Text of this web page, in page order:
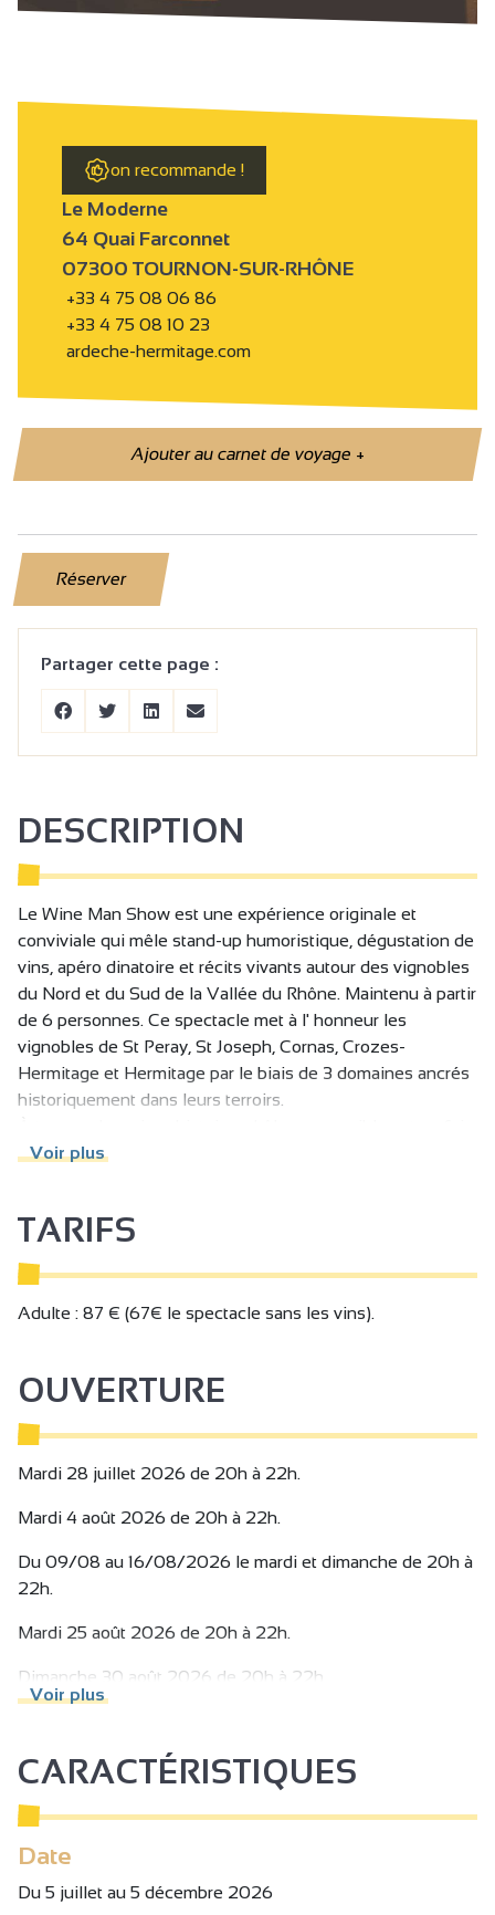
on recommande !
Le Moderne
64 Quai Farconnet
07300 TOURNON-SUR-RHÔNE
+33 4 75 08 06 86
+33 4 75 08 10 23
ardeche-hermitage.com
Ajouter au carnet de voyage+
Réserver
Partager cette page :
DESCRIPTION
Le Wine Man Show est une expérience originale et
conviviale qui mêle stand-up humoristique, dégustation de
vins, apéro dinatoire et récits vivants autour des vignobles
du Nord et du Sud de la Vallée du Rhône. Maintenu à partir
de 6 personnes. Ce spectacle met à l' honneur les
vignobles de St Peray, St Joseph, Cornas, Crozes-
Hermitage et Hermitage par le biais de 3 domaines ancrés
historiquement dans leurs terroirs.
décalées, Epicur'Yann raconte le vin autrement.
4 vins rouges et 1 vin champagnisé, chacun servant de fil
conducteur à un récit court, clair et vivant. Elle est
accompagnée d’un apéro dinatoire fingers food créé par
Romane et Cyprien du Moderne. Une formule gourmande
soyez amateur éclairé, curieux occasionnel ou totalement
novice, le spectacle est pensé pour tous les publics !
on rit, on découvre et on partage !
Voir plus
TARIFS
Adulte : 87 € (67€ le spectacle sans les vins).
OUVERTURE
Mardi 28 juillet 2026 de 20h à 22h.
Mardi 4 août 2026 de 20h à 22h.
Du 09/08 au 16/08/2026 le mardi et dimanche de 20h à
22h.
Mardi 25 août 2026 de 20h à 22h.
Dimanche 30 août 2026 de 20h à 22h.
Samedi 26 septembre 2026 de 20h à 22h.
Samedi 3 octobre 2026 de 20h à 22h.
Samedi 14 novembre 2026 de 20h à 22h.
Samedi 28 novembre 2026 de 20h à 22h.
Voir plus
CARACTÉRISTIQUES
Date
Du 5 juillet au 5 décembre 2026